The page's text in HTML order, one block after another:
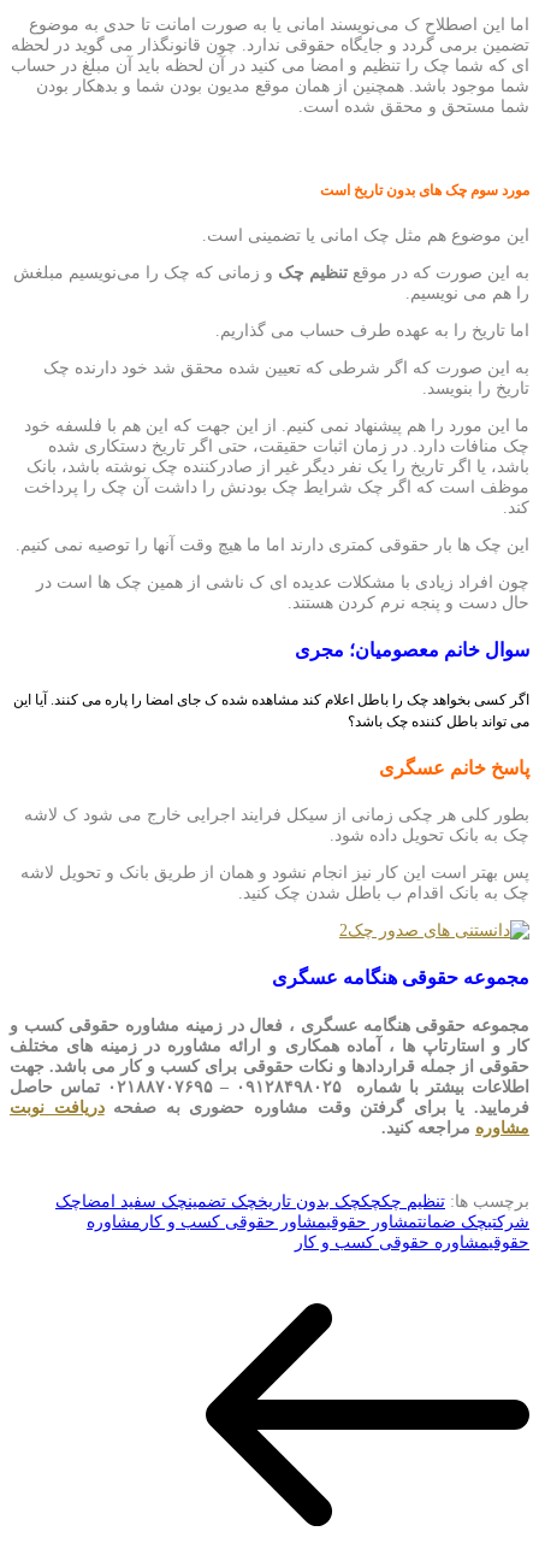
اما این اصطلاح ک می‌نويسند امانی یا به صورت امانت تا حدی به موضوع
تضمین برمی گردد و جایگاه حقوقی ندارد. چون قانونگذار می گوید در لحظه
ای که شما چک را تنظیم و امضا می کنید در آن لحظه باید آن مبلغ در حساب
شما موجود باشد. همچنین از همان موقع مدیون بودن شما و بدهکار بودن
شما مستحق و محقق شده است.
مورد سوم چک های بدون تاریخ است
این موضوع هم مثل چک امانی یا تضمینی است.
به این صورت که در موقع تنظیم چک و زمانی که چک را می‌نویسیم مبلغش
را هم می نویسیم.
اما تاریخ را به عهده طرف حساب می گذاریم.
به این صورت که اگر شرطی که تعیین شده محقق شد خود دارنده چک
تاریخ را بنویسد.
ما این مورد را هم پیشنهاد نمی کنیم. از این جهت که این هم با فلسفه خود
چک منافات دارد. در زمان اثبات حقیقت، حتی اگر تاریخ دستکاری شده
باشد، یا اگر تاریخ را یک نفر دیگر غیر از صادرکننده چک نوشته باشد، بانک
موظف است که اگر چک شرایط چک بودنش را داشت آن چک را پرداخت
کند.
این چک ها بار حقوقی کمتری دارند اما ما هیچ وقت آنها را توصیه نمی کنیم.
چون افراد زیادی با مشکلات عدیده ای ک ناشی از همین چک ها است در
حال دست و پنجه نرم کردن هستند.
سوال خانم معصومیان؛ مجری
اگر کسی بخواهد چک را باطل اعلام کند مشاهده شده ک جای امضا را پاره می کنند. آیا این
می تواند باطل کننده چک باشد؟
پاسخ خانم عسگری
بطور کلی هر چکی زمانی از سیکل فرایند اجرایی خارج می شود ک لاشه
چک به بانک تحویل داده شود.
پس بهتر است این کار نیز انجام نشود و همان از طریق بانک و تحویل لاشه
چک به بانک اقدام ب باطل شدن چک کنید.
مجموعه حقوقی هنگامه عسگری
مجموعه حقوقی هنگامه عسگری ، فعال در زمینه مشاوره حقوقی کسب و
کار و استارتاپ ها ، آماده همکاری و ارائه مشاوره در زمینه های مختلف
حقوقی از جمله قراردادها و نکات حقوقی برای کسب و کار می باشد. جهت
اطلاعات بیشتر با شماره ۰۹۱۲۸۴۹۸۰۲۵ – ۰۲۱۸۸۷۰۷۶۹۵ تماس حاصل
فرمایید. یا برای گرفتن وقت مشاوره حضوری به صفحهدریافت نوبت
مشاوره مراجعه کنید.
برچسب ها: تنظیم چکچکچک بدون تاریخچک تضمینچک سفید امضاچک
شرکتیچک ضمانتمشاور حقوقیمشاور حقوقی کسب و کار مشاوره
حقوقیمشاوره حقوقی کسب و کار